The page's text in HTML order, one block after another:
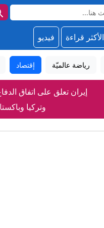
الأكثر قراءة فيديو
رياضة عالميّة إقتصاد
إيران تعلق على اتفاق
وتركيا
السعودية توضح أهداف